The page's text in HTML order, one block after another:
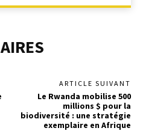
ARTICLE SUIVANT
Le Rwanda mobilise 500
millions $ pour la
biodiversité : une stratégie
exemplaire en Afrique